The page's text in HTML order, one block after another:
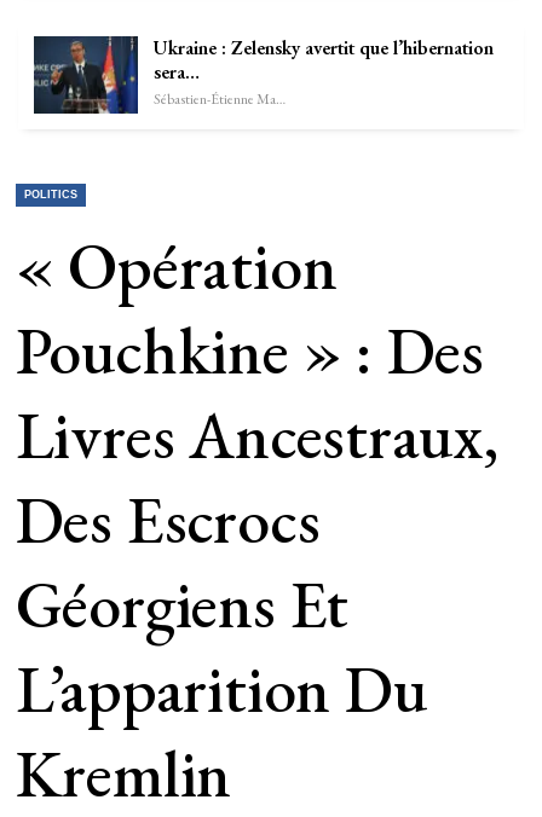
Ukraine : Zelensky avertit que l’hibernation
sera…
Sébastien-Étienne Marechal
POLITICS
« Opération
Pouchkine » : Des
Livres Ancestraux,
Des Escrocs
Géorgiens Et
L’apparition Du
Kremlin